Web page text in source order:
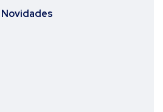
Novidades